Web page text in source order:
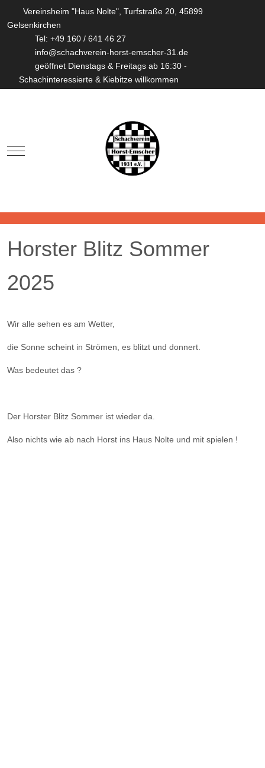
Vereinsheim "Haus Nolte", Turfstraße 20, 45899
Gelsenkirchen
Tel: +49 160 / 641 46 27
info@schachverein-horst-emscher-31.de
geöffnet Dienstags & Freitags ab 16:30 -
Schachinteressierte & Kiebitze willkommen
Mobile Menu Toggle
Horster Blitz Sommer
2025
Wir alle sehen es am Wetter,
die Sonne scheint in Strömen, es blitzt und donnert.
Was bedeutet das ?
Der Horster Blitz Sommer ist wieder da.
Also nichts wie ab nach Horst ins Haus Nolte und mit spielen !